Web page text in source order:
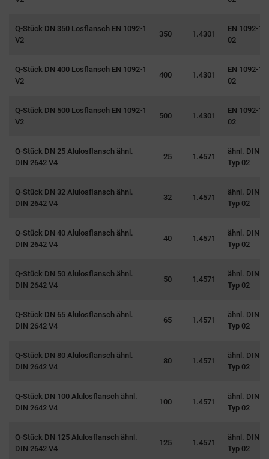
Q-Stück DN 350 Losflansch EN 1092-1
V2
350 1.4301
EN 1092-1
02
Q-Stück DN 400 Losflansch EN 1092-1
V2
400 1.4301
EN 1092-1
02
Q-Stück DN 500 Losflansch EN 1092-1
V2
500 1.4301
EN 1092-1
02
Q-Stück DN 25 Alulosflansch ähnl.
DIN 2642 V4
25 1.4571
ähnl. DIN
Typ 02
Q-Stück DN 32 Alulosflansch ähnl.
DIN 2642 V4
32 1.4571
ähnl. DIN
Typ 02
Q-Stück DN 40 Alulosflansch ähnl.
DIN 2642 V4
40 1.4571
ähnl. DIN
Typ 02
Q-Stück DN 50 Alulosflansch ähnl.
DIN 2642 V4
50 1.4571
ähnl. DIN
Typ 02
Q-Stück DN 65 Alulosflansch ähnl.
DIN 2642 V4
65 1.4571
ähnl. DIN
Typ 02
Q-Stück DN 80 Alulosflansch ähnl.
DIN 2642 V4
80 1.4571
ähnl. DIN
Typ 02
Q-Stück DN 100 Alulosflansch ähnl.
DIN 2642 V4
100 1.4571
ähnl. DIN
Typ 02
Q-Stück DN 125 Alulosflansch ähnl.
DIN 2642 V4
125 1.4571
ähnl. DIN
Typ 02